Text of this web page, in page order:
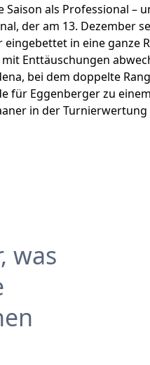
als Professional –
der am 13. Dezember
in eine ganze
Enttäuschungen
bei dem doppelte
für Eggenberger zu
in der
was